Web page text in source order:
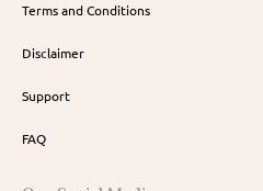
Terms and Conditions
Disclaimer
Support
FAQ